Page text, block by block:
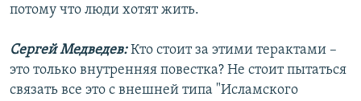
потому что люди хотят жить.
Сергей Медведев:Кто стоит за этими терактами –
это только внутренняя повестка? Не стоит пытаться
связать все это с внешней типа "Исламского